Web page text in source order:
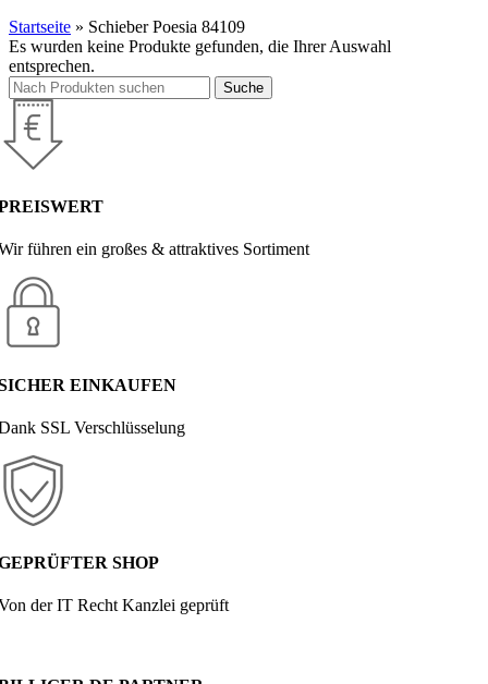
Startseite » Schieber Poesia 84109
Es wurden keine Produkte gefunden, die Ihrer Auswahl
entsprechen.
Suche
führen ein großes & attraktives Sortiment
EINKAUFEN
SSL Verschlüsselung
SHOP
der IT Recht Kanzlei geprüft